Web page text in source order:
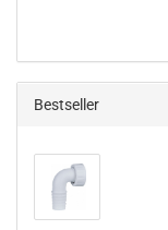
Bestseller